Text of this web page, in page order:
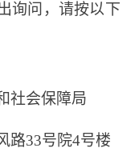
询问，请按以下
社会保障局
33号院4号楼